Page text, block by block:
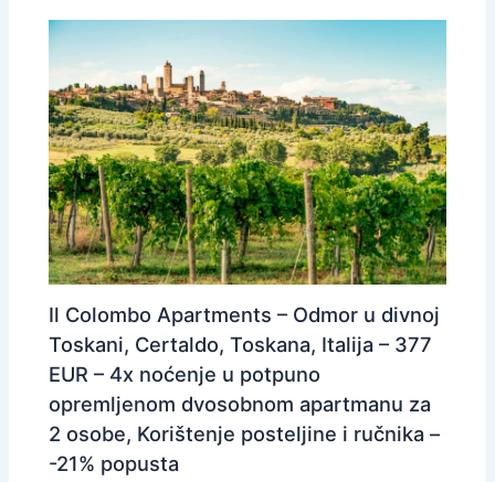
Il Colombo Apartments – Odmor u divnoj
Toskani, Certaldo, Toskana, Italija – 377
EUR – 4x noćenje u potpuno
opremljenom dvosobnom apartmanu za
2 osobe, Korištenje posteljine i ručnika –
-21% popusta